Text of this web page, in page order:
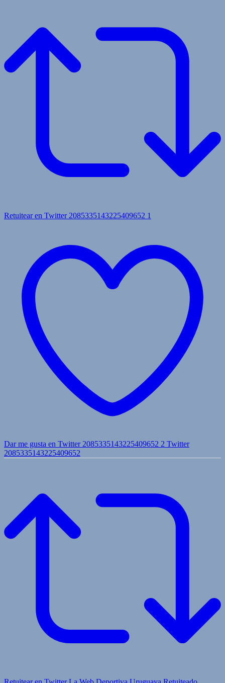
Retuitear en Twitter 2085335143225409652 1
Dar me gusta en Twitter 2085335143225409652 2 Twitter
2085335143225409652